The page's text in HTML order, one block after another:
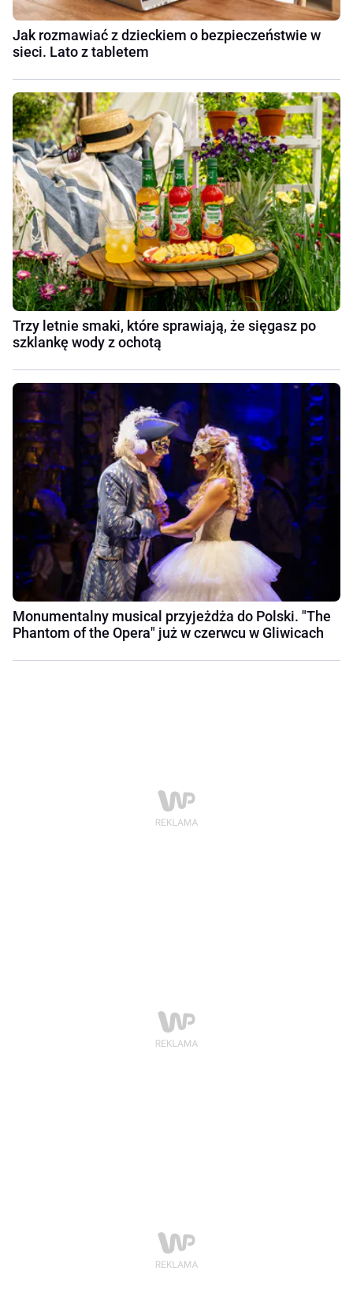
Jak rozmawiać z dzieckiem o bezpieczeństwie w
sieci. Lato z tabletem
Trzy letnie smaki, które sprawiają, że sięgasz po
szklankę wody z ochotą
Monumentalny musical przyjeżdża do Polski. "The
Phantom of the Opera" już w czerwcu w Gliwicach